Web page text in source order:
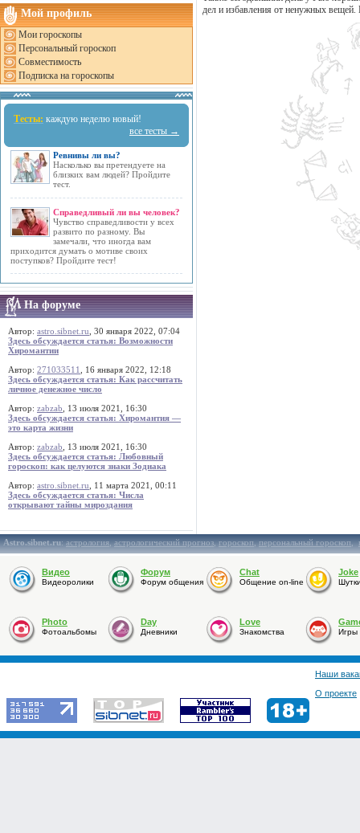
Мой профиль
Мои гороскопы
Персональный гороскоп
Совместимость
Подписка на гороскопы
Тесты: каждую неделю новый!
все тесты →
Ревнивы ли вы?
Насколько вы претендуете на
близких вам людей? Пройдите
тест.
Справедливый ли вы человек?
Чувство справедливости у всех
развито по разному. Вы
замечали, что иногда вам
приходится думать о мотиве своих
поступков? Пройдите тест!
На форуме
Автор: astro.sibnet.ru , 30 января 2022, 07:04
Здесь обсуждается статья: Возможности
Хиромантии
Автор: 271033511
, 16 января 2022, 12:18
Здесь обсуждается статья: Как рассчитать
личное денежное число
Автор: zabzab , 13 июля 2021, 16:30
Здесь обсуждается статья: Хиромантия —
это карта жизни
Автор: zabzab , 13 июля 2021, 16:30
Здесь обсуждается статья: Любовный
гороскоп: как целуются знаки Зодиака
Автор: astro.sibnet.ru , 11 марта 2021, 00:11
Здесь обсуждается статья: Числа
открывают тайны мироздания
дел и избавления от ненужных
Astro.sibnet.ru:астрология,астрологический прогноз,гороскоп,персональный гороскоп,
Видео
Видеоролики
Форум
Форум общения
Chat
Общение on-line
Joke
Photo
Фотоальбомы
Day
Дневники
Love
Знакомства Игры
Наши
О проекте